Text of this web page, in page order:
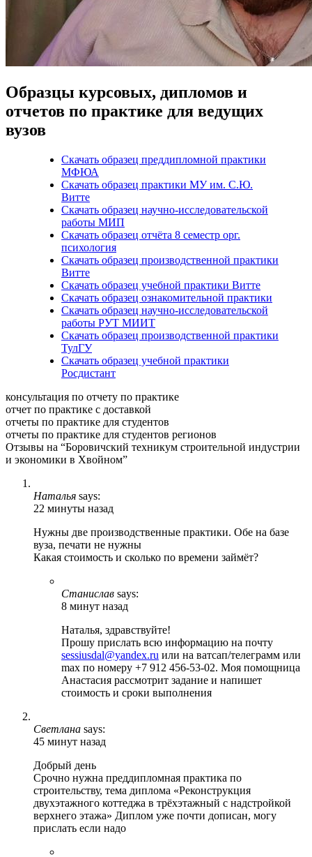
Образцы курсовых, дипломов и
отчетов по практике для ведущих
вузов
Скачать образец преддипломной практики
МФЮА
Скачать образец практики МУ им. С.Ю.
Витте
Скачать образец научно-исследовательской
работы МИП
Скачать образец отчёта 8 семестр орг.
психология
Скачать образец производственной практики
Витте
Скачать образец учебной практики Витте
Скачать образец ознакомительной практики
Скачать образец научно-исследовательской
работы РУТ МИИТ
Скачать образец производственной практики
ТулГУ
Скачать образец учебной практики
Росдистант
консультация по отчету по практике
отчет по практике с доставкой
отчеты по практике для студентов
отчеты по практике для студентов регионов
Отзывы на “Боровичский техникум строительной индустрии
и экономики в Хвойном”
Наталья says:
22 минуты назад
Нужны две производственные практики. Обе на базе
вуза, печати не нужны
Какая стоимость и сколько по времени займёт?
Станислав says:
8 минут назад
Наталья, здравствуйте!
Прошу прислать всю информацию на почту
sessiusdal@yandex.ru или на ватсап/телеграмм или
max по номеру +7 912 456-53-02. Моя помощница
Анастасия рассмотрит задание и напишет
стоимость и сроки выполнения
Светлана says:
45 минут назад
Добрый день
Срочно нужна преддипломная практика по
строительству, тема диплома «Реконструкция
двухэтажного коттеджа в трёхэтажный с надстройкой
верхнего этажа» Диплом уже почти дописан, могу
прислать если надо